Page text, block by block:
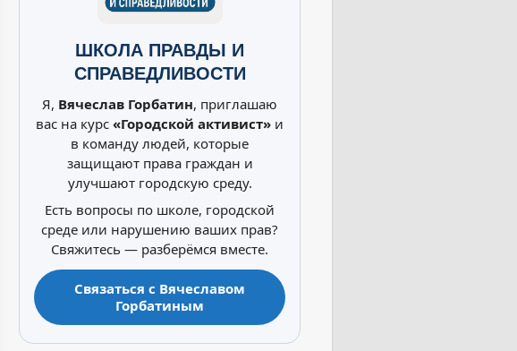
ШКОЛА ПРАВДЫ И
СПРАВЕДЛИВОСТИ
Я, Вячеслав Горбатин, приглашаю
вас на курс «Городской активист» и
в команду людей, которые
защищают права граждан и
улучшают городскую среду.
Есть вопросы по школе, городской
среде или нарушению ваших прав?
Свяжитесь — разберёмся вместе.
Связаться с Вячеславом
Горбатиным